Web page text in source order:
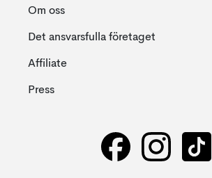
Om oss
Det ansvarsfulla företaget
Affiliate
Press